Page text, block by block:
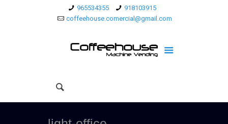
965534355
918103915
coffeehouse.comercial@gmail.com